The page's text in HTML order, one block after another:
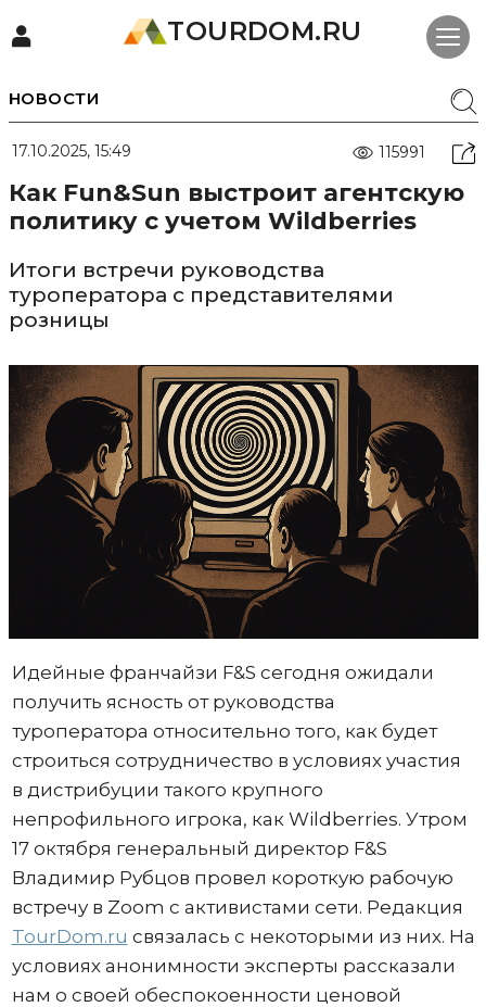
TOURDOM.RU
НОВОСТИ
17.10.2025, 15:49 115991
Как Fun&Sun выстроит агентскую
политику с учетом Wildberries
Итоги встречи руководства
туроператора с представителями
розницы
Идейные франчайзи F&S сегодня ожидали
получить ясность от руководства
туроператора относительно того, как будет
строиться сотрудничество в условиях участия
в дистрибуции такого крупного
непрофильного игрока, как Wildberries. Утром
17 октября генеральный директор F&S
Владимир Рубцов провел короткую рабочую
встречу в Zoom с активистами сети. Редакция
TourDom.ru связалась с некоторыми из них. На
условиях анонимности эксперты рассказали
нам о своей обеспокоенности ценовой